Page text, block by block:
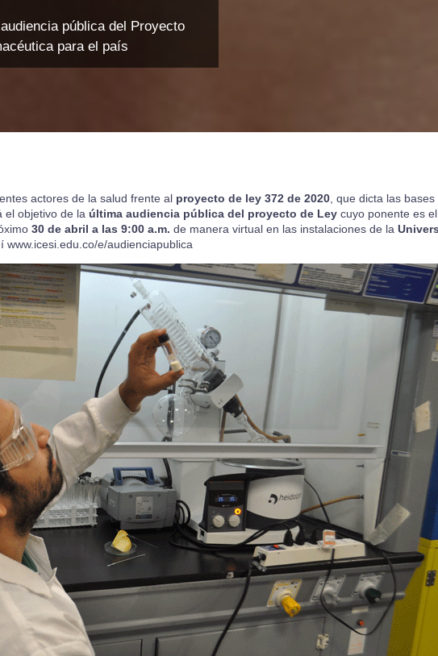
pública del Proyecto
para el país
actores de la salud frente al proyecto de ley 372 de 2020, que dicta las bases
el objetivo de la última audiencia pública del proyecto de Leycuyo ponente es el
30 de abril a las 9:00 a.m. de manera virtual en las instalaciones de la
www.icesi.edu.co/e/audienciapublica